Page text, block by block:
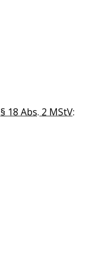
§ 18 Abs. 2 MStV: